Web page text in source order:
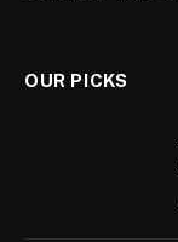
OUR PICKS